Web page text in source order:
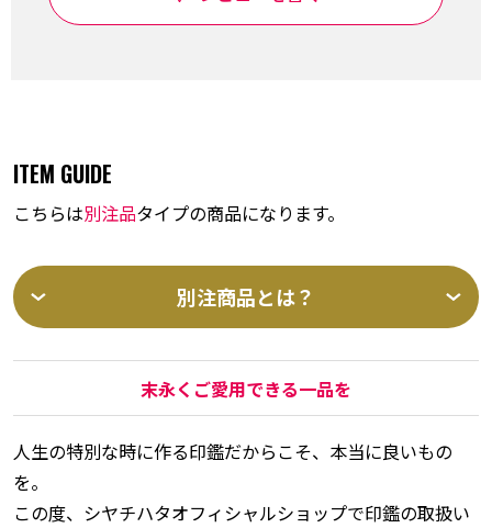
ITEM GUIDE
こちらは別注品タイプの商品になります。
別注商品とは？
末永くご愛用できる一品を
人生の特別な時に作る印鑑だからこそ、本当に良いもの
を。
この度、シヤチハタオフィシャルショップで印鑑の取扱い